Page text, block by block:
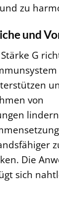
zu
und
G
von
Die
sich